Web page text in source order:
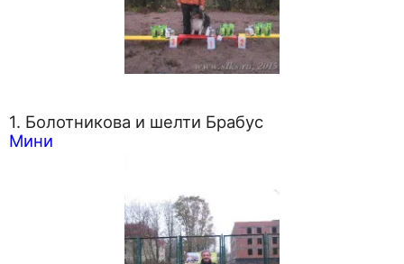
1. Болотникова и шелти Брабус
Мини